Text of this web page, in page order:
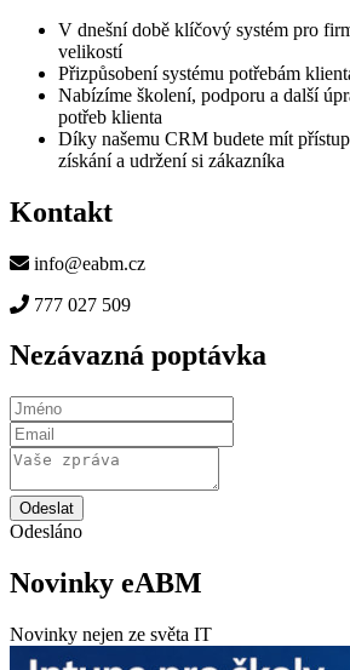
V dnešní době klíčový systém pro
velikostí
Přizpůsobení systému potřebám
Nabízíme školení, podporu a další
potřeb klienta
Díky našemu CRM budete mít
získání a udržení si zákazníka
Kontakt
info@eabm.cz
777 027 509
Nezávazná poptávka
Odeslat
Odesláno
Novinky eABM
Novinky nejen ze světa IT